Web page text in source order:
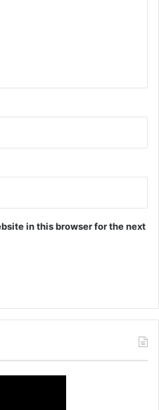
in this browser for the next